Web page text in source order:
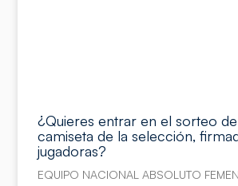
¿Quieres entrar en el sorteo
camiseta de la selección,
jugadoras?
EQUIPO NACIONAL ABSOLUTO